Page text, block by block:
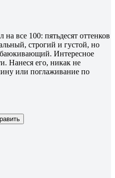
все 100: пятьдесят оттенков
строгий и густой, но
Интересное
Нанеся его, никак не
или поглаживание по